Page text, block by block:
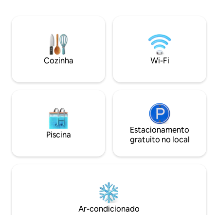
chuveiro de efeito chuva super forte
com produtos de higiene pessoal Kinsey
Apothecary, privado, Wi-Fi, uma Smart
HDTV para streaming e um Kit de Boas-
propriedades e
oferecendo um
relaxante perfeito
meio da semana. Experiências de tiro ao
Cozinha Wi-Fi
Piscina
Estacionamento
gratuito no local
Ar-condicionado